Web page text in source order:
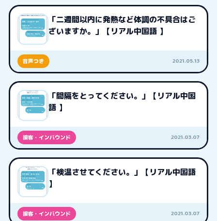
「二週間以内に発熱など体調の不具合はご
ざいますか。」【リアル中国語 】
音声つき 2021.05.13
「間隔をとってください。」【リアル中国
語 】
接客・インバウンド 2021.03.07
「検温させてください。」【リアル中国語
】
接客・インバウンド 2021.03.07